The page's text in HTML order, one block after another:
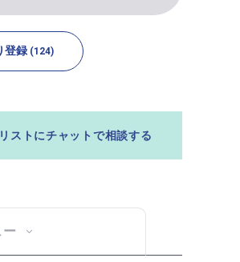
登録 (124)
ストにチャットで相談する
ー